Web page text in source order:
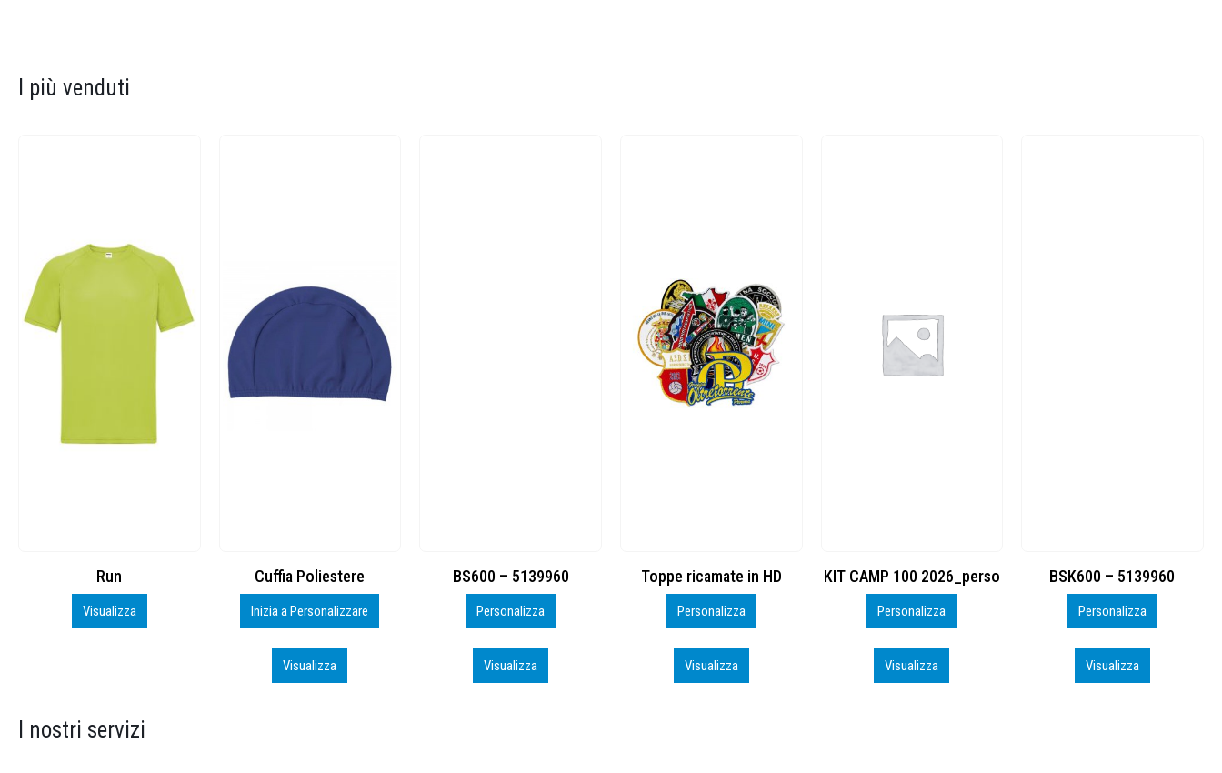
I più venduti
Cuffia Poliestere
Inizia a Personalizzare
BS600 – 5139960
Personalizza
Visualizza
Toppe ricamate in HD
Personalizza
Visualizza
KIT CAMP 100 2026_perso
Personalizza
Visualizza
BSK600 – 5139960
Personalizza
Visualizza
DTF
Personalizza
Visualizza
I nostri servizi